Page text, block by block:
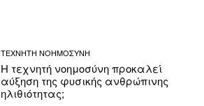
ΤΕΧΝΗΤΗ ΝΟΗΜΟΣΥΝΗ
Η τεχνητή νοημοσύνη προκαλεί
αύξηση της φυσικής ανθρώπινης
ηλιθιότητας;